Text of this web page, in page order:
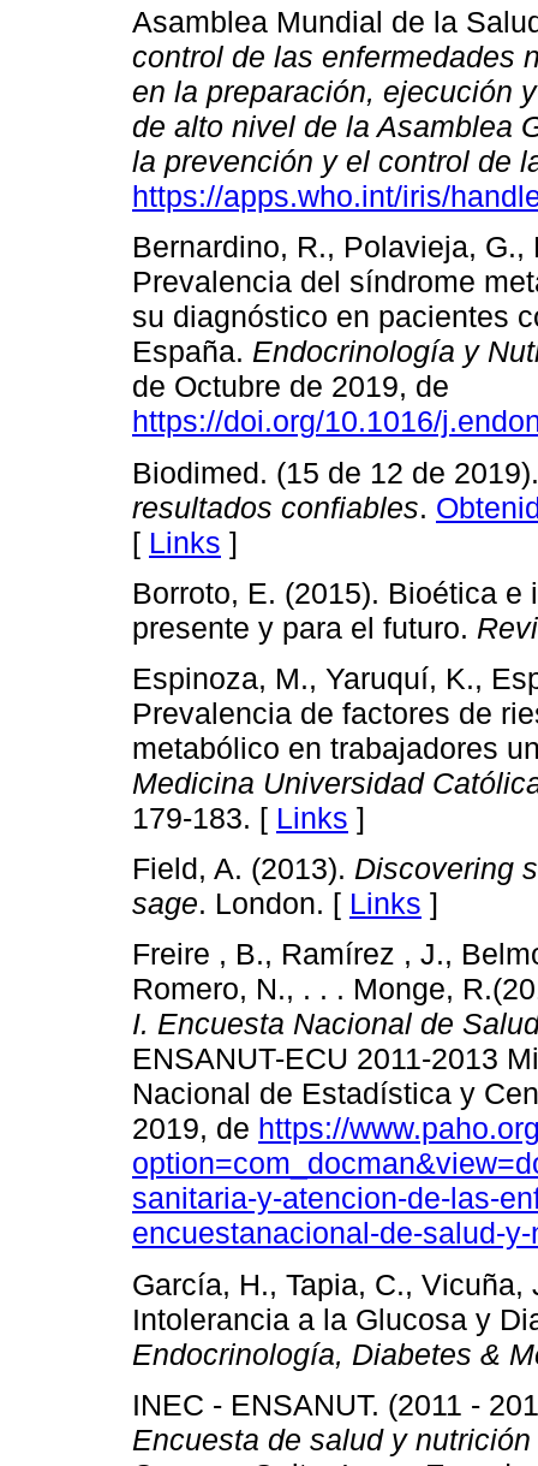
Asamblea Mundial de la
control de las enfermedades
en la preparación, ejecución
de alto nivel de la Asamblea
la prevención y el control de
https://apps.who.int/iris/
Bernardino, R., Polavieja,
Prevalencia del síndrome
su diagnóstico en pacientes
España. Endocrinología y
de Octubre de 2019, de
https://doi.org/10.1016/
Biodimed. (15 de 12 de
resultados confiables.
[ Links ]
Borroto, E. (2015). Bioética
presente y para el futuro.
Espinoza, M., Yaruquí, K.,
Prevalencia de factores de
metabólico en trabajadores
Medicina Universidad
179-183. [ Links ]
Field, A. (2013). Discovering
sage. London. [ Links ]
Freire , B., Ramírez , J.,
Romero, N., . . . Monge,
I. Encuesta Nacional de
ENSANUT-ECU 2011-2013
Nacional de Estadística y
2019, de https://
sanitaria-y-atencion-de-las-
encuestanacional-de-salud-
García, H., Tapia, C.,
Intolerancia a la Glucosa y
Endocrinología, Diabetes &
INEC - ENSANUT. (2011 -
Encuesta de salud y nutrición